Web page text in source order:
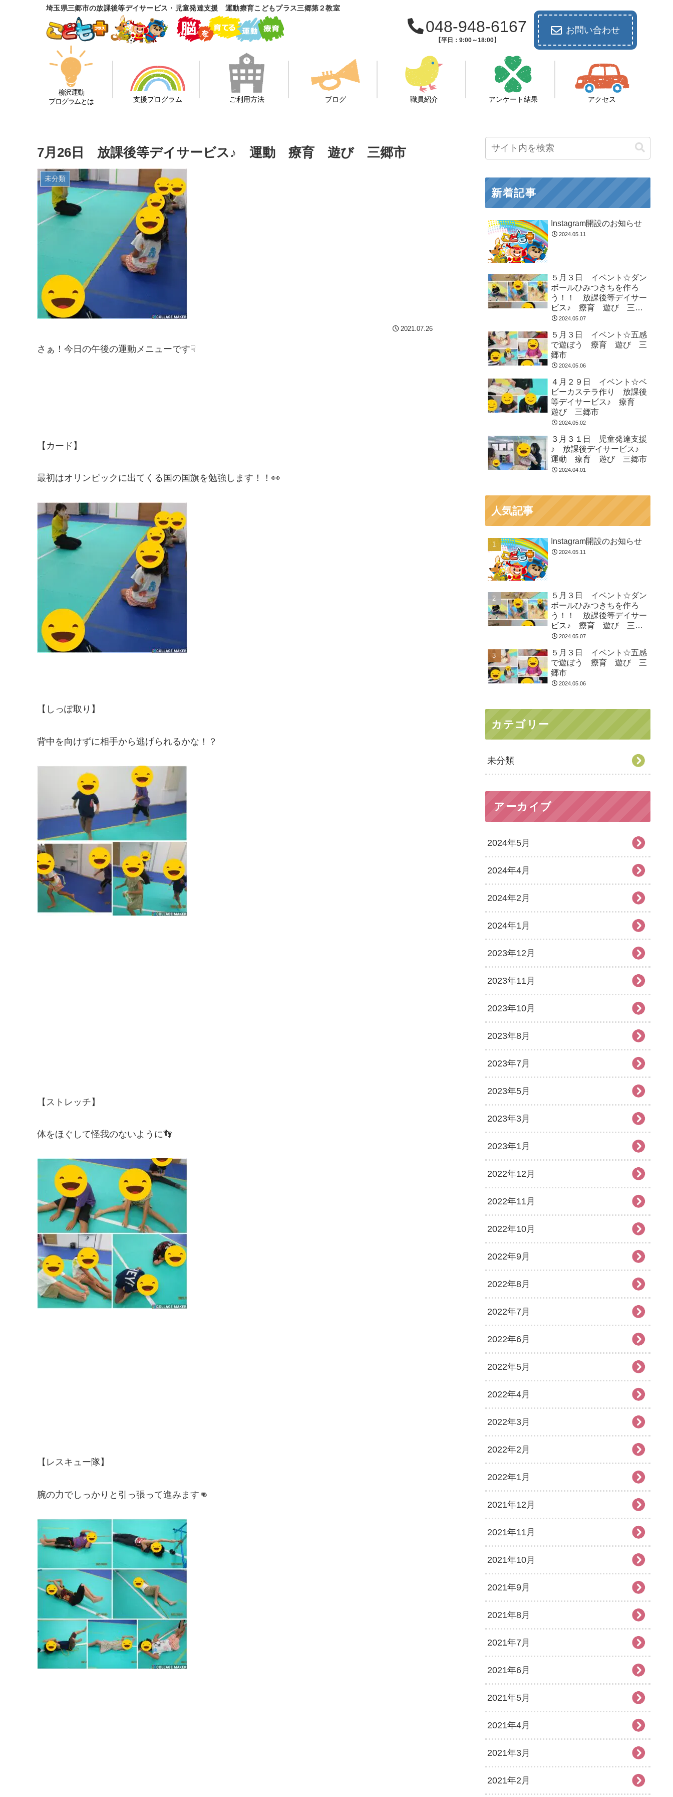
埼玉県三郷市の放課後等デイサービス・児童発達支援 運動療育こどもプラス三郷第２教室
048-948-6167
【平日：9:00～18:00】
お問い合わせ
柳沢運動
プログラムとは
支援プログラム ご利用方法 ブログ 職員紹介 アンケート結果 アクセス
7月26日 放課後等デイサービス♪ 運動 療育 遊び 三郷市
未分類
2021.07.26
さぁ！今日の午後の運動メニューです☟
【カード】
最初はオリンピックに出てくる国の国旗を勉強します！！👀
【しっぽ取り】
背中を向けずに相手から逃げられるかな！？
【ストレッチ】
体をほぐして怪我のないように👣
【レスキュー隊】
腕の力でしっかりと引っ張って進みます👊
新着記事
Instagram開設のお知らせ
2024.05.11
５月３日 イベント☆ダン
ボールひみつきちを作ろ
う！！ 放課後等デイサー
ビス♪ 療育 遊び 三郷
市 2024.05.07
５月３日 イベント☆五感
で遊ぼう 療育 遊び 三
郷市
2024.05.06
４月２９日 イベント☆ベ
ビーカステラ作り 放課後
等デイサービス♪ 療育
遊び 三郷市
2024.05.02
３月３１日 児童発達支援
♪ 放課後デイサービス♪
運動 療育 遊び 三郷市
2024.04.01
人気記事
Instagram開設のお知らせ
2024.05.11
５月３日 イベント☆ダン
ボールひみつきちを作ろ
う！！ 放課後等デイサー
ビス♪ 療育 遊び 三郷
市 2024.05.07
５月３日 イベント☆五感
で遊ぼう 療育 遊び 三
郷市
2024.05.06
カテゴリー
未分類
アーカイブ
2024年5月
2024年4月
2024年2月
2024年1月
2023年12月
2023年11月
2023年10月
2023年8月
2023年7月
2023年5月
2023年3月
2023年1月
2022年12月
2022年11月
2022年10月
2022年9月
2022年8月
2022年7月
2022年6月
2022年5月
2022年4月
2022年3月
2022年2月
2022年1月
2021年12月
2021年11月
2021年10月
2021年9月
2021年8月
2021年7月
2021年6月
2021年5月
2021年4月
2021年3月
2021年2月